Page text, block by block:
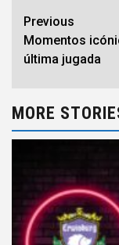
Previous
Momentos
última jugada
MORE